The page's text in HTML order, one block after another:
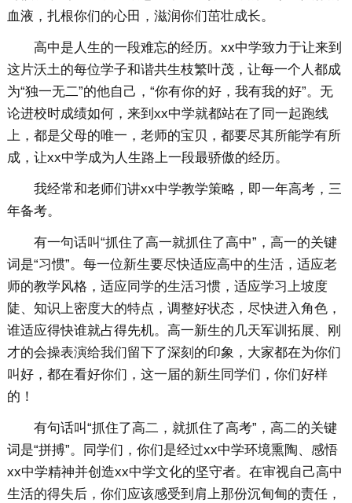
血液，扎根你们的心田，滋润你们茁壮成长。
高中是人生的一段难忘的经历。xx中学致力于让来到
这片沃土的每位学子和谐共生枝繁叶茂，让每一个人都成
为“独一无二”的他自己，“你有你的好，我有我的好”。无
论进校时成绩如何，来到xx中学就都站在了同一起跑线
上，都是父母的唯一，老师的宝贝，都要尽其所能学有所
成，让xx中学成为人生路上一段最骄傲的经历。
我经常和老师们讲xx中学教学策略，即一年高考，三
年备考。
有一句话叫“抓住了高一就抓住了高中”，高一的关键
词是“习惯”。每一位新生要尽快适应高中的生活，适应老
师的教学风格，适应同学的生活习惯，适应学习上坡度
陡、知识上密度大的特点，调整好状态，尽快进入角色，
谁适应得快谁就占得先机。高一新生的几天军训拓展、刚
才的会操表演给我们留下了深刻的印象，大家都在为你们
叫好，都在看好你们，这一届的新生同学们，你们好样
的！
有句话叫“抓住了高二，就抓住了高考”，高二的关键
词是“拼搏”。同学们，你们是经过xx中学环境熏陶、感悟
xx中学精神并创造xx中学文化的坚守者。在审视自己高中
生活的得失后，你们应该感受到肩上那份沉甸甸的责任，